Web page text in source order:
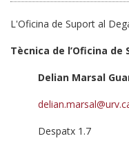
L'Oficina de Suport al
Tècnica de l’Oficina
Delian Marsal
Despatx 1.7